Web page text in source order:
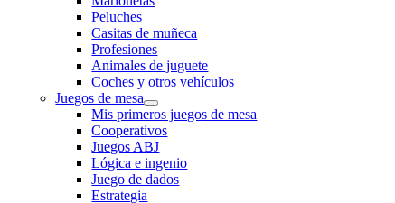
Peluches
Casitas de muñeca
Profesiones
Animales de juguete
Coches y otros vehículos
Juegos de mesa
Mis primeros juegos de mesa
Cooperativos
Juegos ABJ
Lógica e ingenio
Juego de dados
Estrategia